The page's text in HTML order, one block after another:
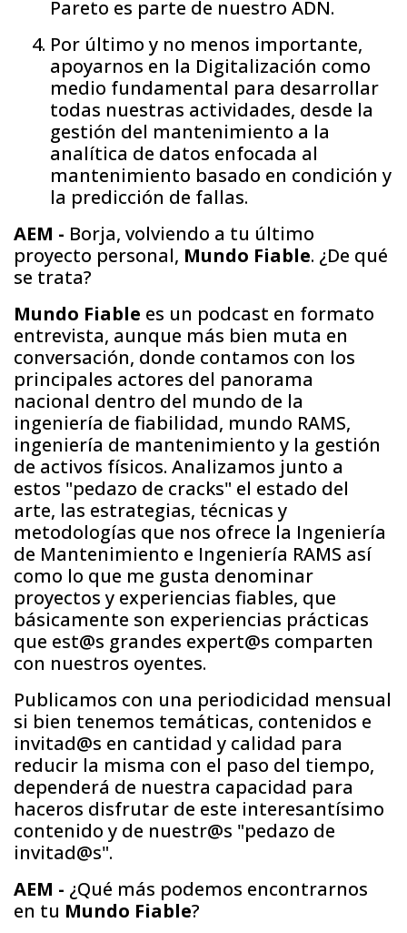
Pareto es parte de nuestro ADN.
Por último y no menos importante,
apoyarnos en la Digitalización como
medio fundamental para desarrollar
todas nuestras actividades, desde la
gestión del mantenimiento a la
analítica de datos enfocada al
mantenimiento basado en condición y
la predicción de fallas.
AEM - Borja, volviendo a tu último
proyecto personal, Mundo Fiable. ¿De qué
se trata?
Mundo Fiable es un podcast en formato
entrevista, aunque más bien muta en
conversación, donde contamos con los
principales actores del panorama
nacional dentro del mundo de la
ingeniería de fiabilidad, mundo RAMS,
ingeniería de mantenimiento y la gestión
de activos físicos. Analizamos junto a
estos "pedazo de cracks" el estado del
arte, las estrategias, técnicas y
metodologías que nos ofrece la Ingeniería
de Mantenimiento e Ingeniería RAMS así
como lo que me gusta denominar
proyectos y experiencias fiables, que
básicamente son experiencias prácticas
que est@s grandes expert@s comparten
con nuestros oyentes.
Publicamos con una periodicidad mensual
si bien tenemos temáticas, contenidos e
invitad@s en cantidad y calidad para
reducir la misma con el paso del tiempo,
dependerá de nuestra capacidad para
haceros disfrutar de este interesantísimo
contenido y de nuestr@s "pedazo de
invitad@s".
AEM - ¿Qué más podemos encontrarnos
en tu Mundo Fiable?